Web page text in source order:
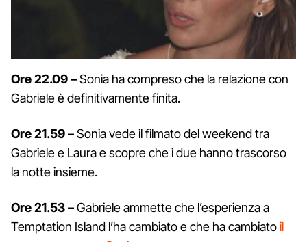
Ore 22.09 –Sonia ha compreso che la relazione con
Gabriele è definitivamente finita.
Ore 21.59 –Sonia vede il filmato del weekend tra
Gabriele e Laura e scopre che i due hanno trascorso
la notte insieme.
Ore 21.53 –Gabriele ammette che l’esperienza a
Temptation Island l’ha cambiato e che ha cambiatoil